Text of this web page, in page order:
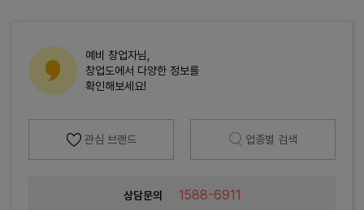
예비 창업자님,
창업도에서 다양한 정보를
확인해보세요!
관심 브랜드 업종별 검색
상담문의 1588-6911